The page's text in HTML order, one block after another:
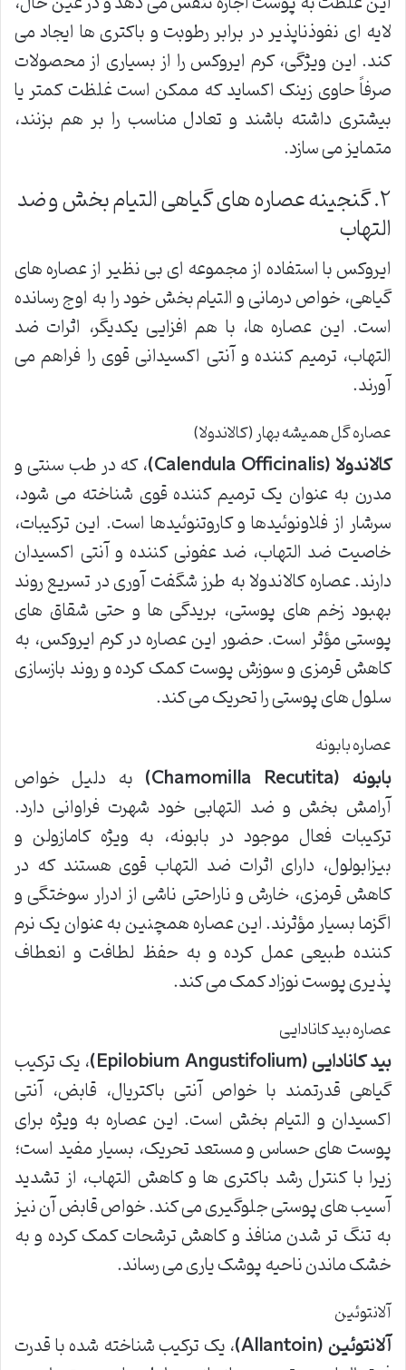
لایه ای نفوذناپذیر در برابر رطوبت و باکتری ها ایجاد می
کند. این ویژگی، کرم ایروکس را از بسیاری از محصولات
صرفاً حاوی زینک اکساید که ممکن است غلظت کمتر یا
بیشتری داشته باشند و تعادل مناسب را بر هم بزنند،
متمایز می سازد.
۲. گنجینه عصاره های گیاهی التیام بخش و ضد
التهاب
ایروکس با استفاده از مجموعه ای بی نظیر از عصاره های
گیاهی، خواص درمانی و التیام بخش خود را به اوج رسانده
است. این عصاره ها، با هم افزایی یکدیگر، اثرات ضد
التهاب، ترمیم کننده و آنتی اکسیدانی قوی را فراهم می
آورند.
عصاره گل همیشه بهار (کالاندولا)
کالاندولا (Calendula Officinalis)
، که در طب سنتی و
مدرن به عنوان یک ترمیم کننده قوی شناخته می شود،
سرشار از فلاونوئیدها و کاروتنوئیدها است. این ترکیبات،
خاصیت ضد التهاب، ضد عفونی کننده و آنتی اکسیدان
دارند. عصاره کالاندولا به طرز شگفت آوری در تسریع روند
بهبود زخم های پوستی، بریدگی ها و حتی شقاق های
پوستی مؤثر است. حضور این عصاره در کرم ایروکس، به
کاهش قرمزی و سوزش پوست کمک کرده و روند بازسازی
سلول های پوستی را تحریک می کند.
عصاره بابونه
بابونه (Chamomilla Recutita)
به دلیل خواص
آرامش بخش و ضد التهابی خود شهرت فراوانی دارد.
ترکیبات فعال موجود در بابونه، به ویژه کامازولن و
بیزابولول، دارای اثرات ضد التهاب قوی هستند که در
کاهش قرمزی، خارش و ناراحتی ناشی از ادرار سوختگی و
اگزما بسیار مؤثرند. این عصاره همچنین به عنوان یک نرم
کننده طبیعی عمل کرده و به حفظ لطافت و انعطاف
پذیری پوست نوزاد کمک می کند.
عصاره بید کانادایی
بید کانادایی (Epilobium Angustifolium)
، یک ترکیب
گیاهی قدرتمند با خواص آنتی باکتریال، قابض، آنتی
اکسیدان و التیام بخش است. این عصاره به ویژه برای
پوست های حساس و مستعد تحریک، بسیار مفید است؛
زیرا با کنترل رشد باکتری ها و کاهش التهاب، از تشدید
آسیب های پوستی جلوگیری می کند. خواص قابض آن نیز
به تنگ تر شدن منافذ و کاهش ترشحات کمک کرده و به
خشک ماندن ناحیه پوشک یاری می رساند.
آلانتوئین
آلانتوئین (Allantoin)
، یک ترکیب شناخته شده با قدرت